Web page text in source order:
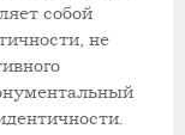
собой
не